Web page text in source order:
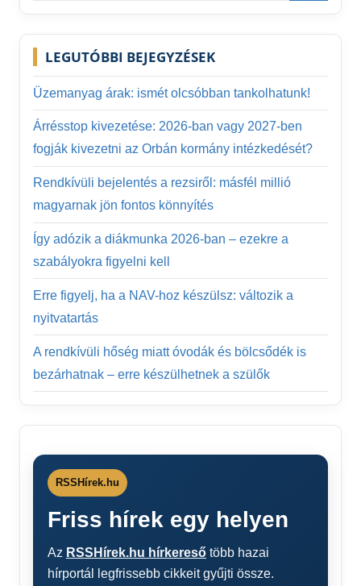
Search
LEGUTÓBBI BEJEGYZÉSEK
Üzemanyag árak: ismét olcsóbban tankolhatunk!
Árrésstop kivezetése: 2026-ban vagy 2027-ben
fogják kivezetni az Orbán kormány intézkedését?
Rendkívüli bejelentés a rezsiről: másfél millió
magyarnak jön fontos könnyítés
Így adózik a diákmunka 2026-ban – ezekre a
szabályokra figyelni kell
Erre figyelj, ha a NAV-hoz készülsz: változik a
nyitvatartás
A rendkívüli hőség miatt óvodák és bölcsődék is
bezárhatnak – erre készülhetnek a szülők
RSSHírek.hu
Friss hírek egy helyen
Az RSSHírek.hu hírkereső több hazai
hírportál legfrissebb cikkeit gyűjti össze.